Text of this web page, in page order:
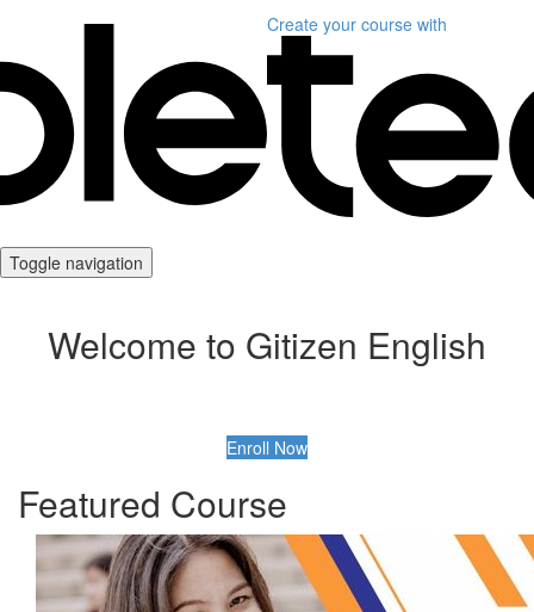
Create your course with
Toggle navigation
Welcome to Gitizen English
Enroll Now
Featured Course